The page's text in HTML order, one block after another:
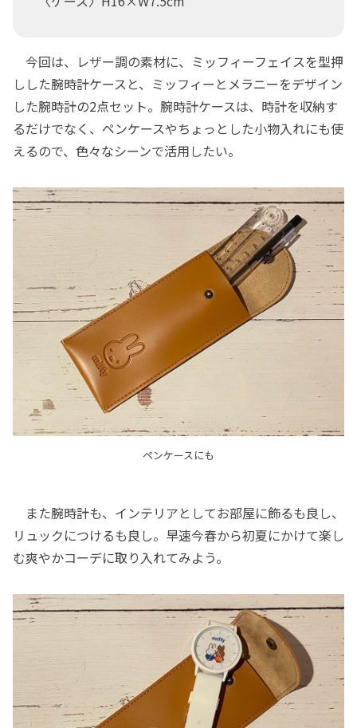
今回は、レザー調の素材に、ミッフィーフェイスを型押
しした腕時計ケースと、ミッフィーとメラニーをデザイン
した腕時計の2点セット。腕時計ケースは、時計を収納す
るだけでなく、ペンケースやちょっとした小物入れにも使
えるので、色々なシーンで活用したい。
ペンケースにも
また腕時計も、インテリアとしてお部屋に飾るも良し、
リュックにつけるも良し。早速今春から初夏にかけて楽し
む爽やかコーデに取り入れてみよう。